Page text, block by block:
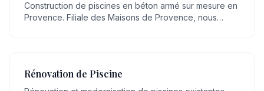
Construction de piscines en béton armé sur mesure en
Provence. Filiale des Maisons de Provence, nous
Rénovation de Piscine